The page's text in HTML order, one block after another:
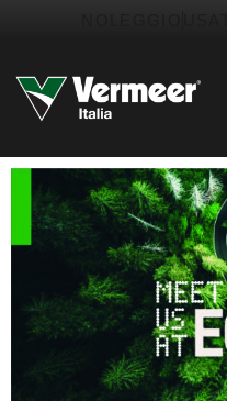
contenuto